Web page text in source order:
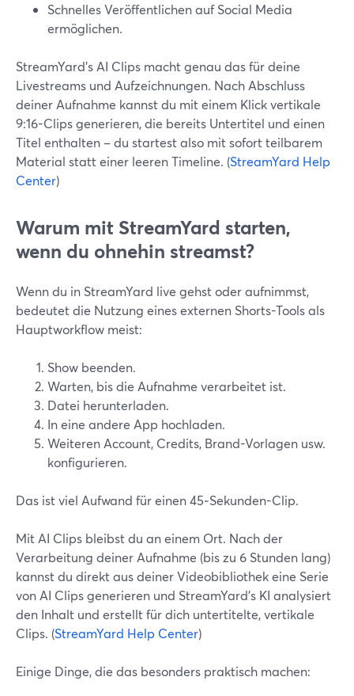
Schnelles Veröffentlichen auf Social Media
ermöglichen.
StreamYard’s AI Clips macht genau das für deine
Livestreams und Aufzeichnungen. Nach Abschluss
deiner Aufnahme kannst du mit einem Klick vertikale
9:16-Clips generieren, die bereits Untertitel und einen
Titel enthalten – du startest also mit sofort teilbarem
Material statt einer leeren Timeline. (StreamYard Help
Center)
Warum mit StreamYard starten,
wenn du ohnehin streamst?
Wenn du in StreamYard live gehst oder aufnimmst,
bedeutet die Nutzung eines externen Shorts-Tools als
Hauptworkflow meist:
Show beenden.
Warten, bis die Aufnahme verarbeitet ist.
Datei herunterladen.
In eine andere App hochladen.
Weiteren Account, Credits, Brand-Vorlagen usw.
konfigurieren.
Das ist viel Aufwand für einen 45‑Sekunden-Clip.
Mit AI Clips bleibst du an einem Ort. Nach der
Verarbeitung deiner Aufnahme (bis zu 6 Stunden lang)
kannst du direkt aus deiner Videobibliothek eine Serie
von AI Clips generieren und StreamYard’s KI analysiert
den Inhalt und erstellt für dich untertitelte, vertikale
Clips. (StreamYard Help Center)
Einige Dinge, die das besonders praktisch machen: